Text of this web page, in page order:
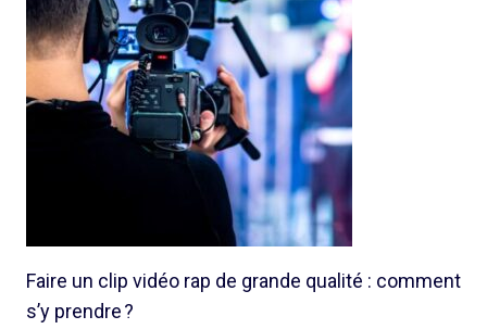
Faire un clip vidéo rap de grande qualité : comment
s’y prendre ?